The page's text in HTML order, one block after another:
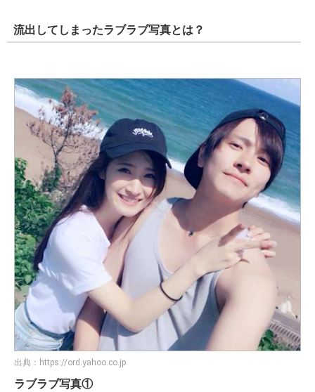
流出してしまったラブラブ写真とは？
出典： https://ord.yahoo.co.jp
ラブラブ写真①